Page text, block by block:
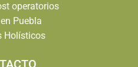
operatorios
Puebla
Holísticos